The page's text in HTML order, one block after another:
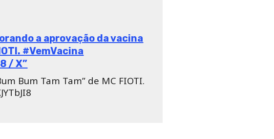
a aprovação da vacina
#VemVacina
/ X”
Bum Tam Tam” de MC FIOTI.